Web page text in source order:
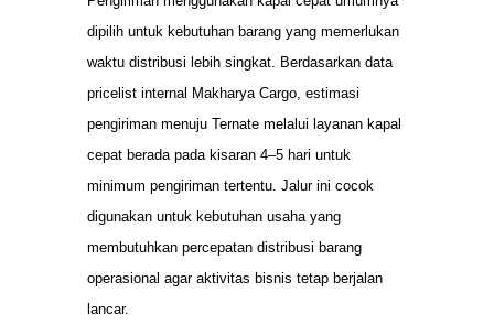
dipilih untuk kebutuhan barang yang memerlukan
waktu distribusi lebih singkat. Berdasarkan data
pricelist internal Makharya Cargo, estimasi
pengiriman menuju Ternate melalui layanan kapal
cepat berada pada kisaran 4–5 hari untuk
minimum pengiriman tertentu. Jalur ini cocok
digunakan untuk kebutuhan usaha yang
membutuhkan percepatan distribusi barang
operasional agar aktivitas bisnis tetap berjalan
lancar.